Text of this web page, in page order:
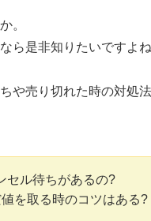
。
ら是非知りたいですよね
や売り切れた時の対処
セル待ちがあるの?
を取る時のコツはある?